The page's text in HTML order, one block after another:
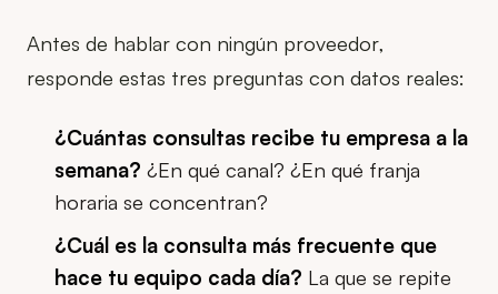
Antes de hablar con ningún proveedor,
responde estas tres preguntas con datos reales:
¿Cuántas consultas recibe tu empresa a la
semana? ¿En qué canal? ¿En qué franja
horaria se concentran?
¿Cuál es la consulta más frecuente que
hace tu equipo cada día? La que se repite